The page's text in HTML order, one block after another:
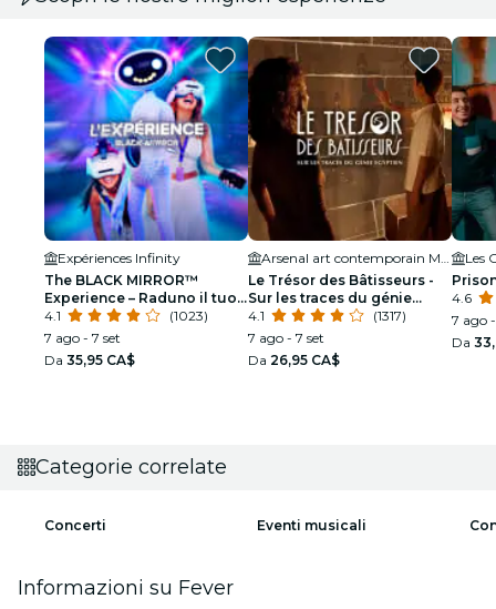
Expériences Infinity
The BLACK MIRROR™
Experience – Raduno il tuo
team. Immergiti nella trama
4.1
(1023)
7 ago - 7 set
Da 35,95 CA$
Le Trésor des Bâtisseurs -
Sur les traces du génie
égyptien - Montréal
4.1
(1317)
7 ago - 7 set
Da 26,95 CA$
Les
4.6
7 ago
Da
Categorie correlate
Concerti Eventi musicali
Informazioni su Fever